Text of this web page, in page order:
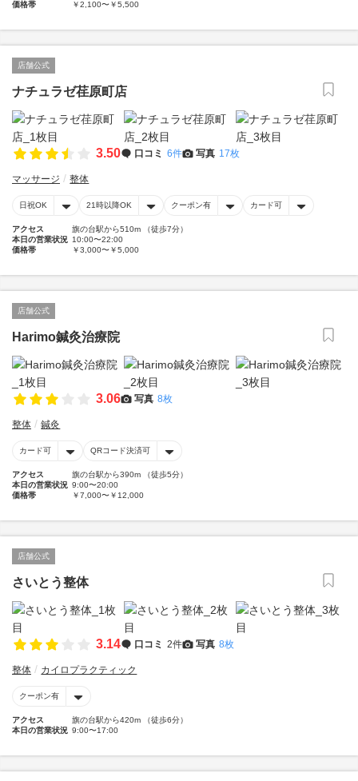
価格帯
￥2,100〜￥5,500
店舗公式
ナチュラゼ荏原町店
3.50 口コミ 6件 写真 17枚
マッサージ 整体
日祝OK 21時以降OK クーポン有 カード可
アクセス
旗の台駅から510m （徒歩7分）
本日の営業状況 10:00〜22:00
価格帯
￥3,000〜￥5,000
店舗公式
Harimo鍼灸治療院
3.06 写真 8枚
整体 鍼灸
カード可 QRコード決済可
アクセス
旗の台駅から390m （徒歩5分）
本日の営業状況 9:00〜20:00
価格帯
￥7,000〜￥12,000
店舗公式
さいとう整体
3.14 口コミ 2件 写真 8枚
整体 カイロプラクティック
クーポン有
アクセス
旗の台駅から420m （徒歩6分）
本日の営業状況 9:00〜17:00